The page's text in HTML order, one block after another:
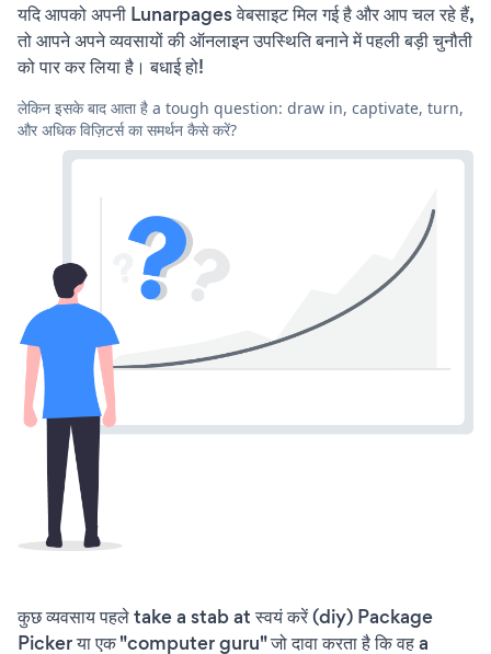
यदि आपको अपनी Lunarpages वेबसाइट मिल गई है और आप चल रहे हैं,
तो आपने अपने व्यवसायों की ऑनलाइन उपस्थिति बनाने में पहली बड़ी चुनौती
को पार कर लिया है। बधाई हो!
लेकिन इसके बाद आता है a tough question: draw in, captivate, turn,
और अधिक विज़िटर्स का समर्थन कैसे करें?
कुछ व्यवसाय पहले take a stab at स्वयं करें (diy) Package
Picker या एक "computer guru" जो दावा करता है कि वह a